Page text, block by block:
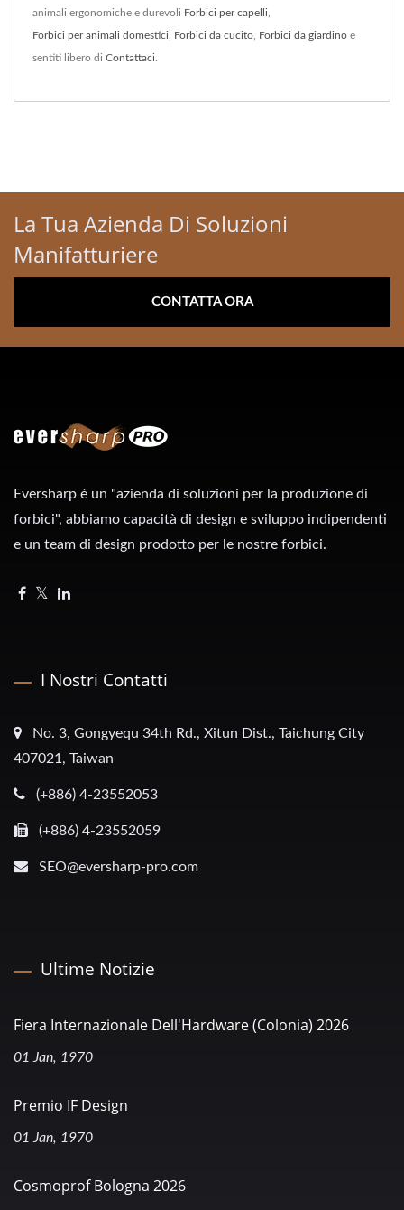
animali ergonomiche e durevoli Forbici per capelli,
Forbici per animali domestici, Forbici da cucito, Forbici da giardino e
sentiti libero di Contattaci.
La Tua Azienda Di Soluzioni
Manifatturiere
CONTATTA ORA
Eversharp è un "azienda di soluzioni per la produzione di
forbici", abbiamo capacità di design e sviluppo indipendenti
e un team di design prodotto per le nostre forbici.
I Nostri Contatti
No. 3, Gongyequ 34th Rd., Xitun Dist., Taichung City
407021, Taiwan
(+886) 4-23552053
(+886) 4-23552059
SEO@eversharp-pro.com
Ultime Notizie
Fiera Internazionale Dell'Hardware (Colonia) 2026
01 Jan, 1970
Premio IF Design
01 Jan, 1970
Cosmoprof Bologna 2026